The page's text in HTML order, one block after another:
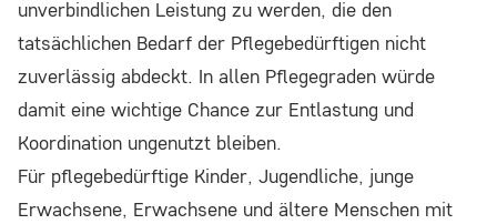
unverbindlichen Leistung zu werden, die den
tatsächlichen Bedarf der Pflegebedürftigen nicht
zuverlässig abdeckt. In allen Pflegegraden würde
damit eine wichtige Chance zur Entlastung und
Koordination ungenutzt bleiben.
Für pflegebedürftige Kinder, Jugendliche, junge
Erwachsene, Erwachsene und ältere Menschen mit